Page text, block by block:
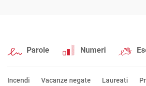
Parole Numeri
Incendi Vacanze negate Laureati